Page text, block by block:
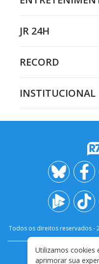
JR 24H
RECORD
INSTITUCIONAL
Todos os direitos reservados -
FALE
Utilizamos cookies
aprimorar sua